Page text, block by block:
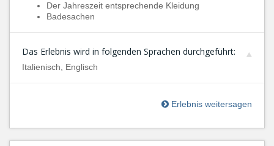
Der Jahreszeit entsprechende Kleidung
Badesachen
Das Erlebnis wird in folgenden Sprachen durchgeführt:
Italienisch, Englisch
Erlebnis weitersagen